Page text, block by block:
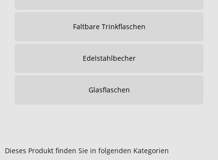
Faltbare Trinkflaschen
Edelstahlbecher
Glasflaschen
Dieses Produkt finden Sie in folgenden Kategorien